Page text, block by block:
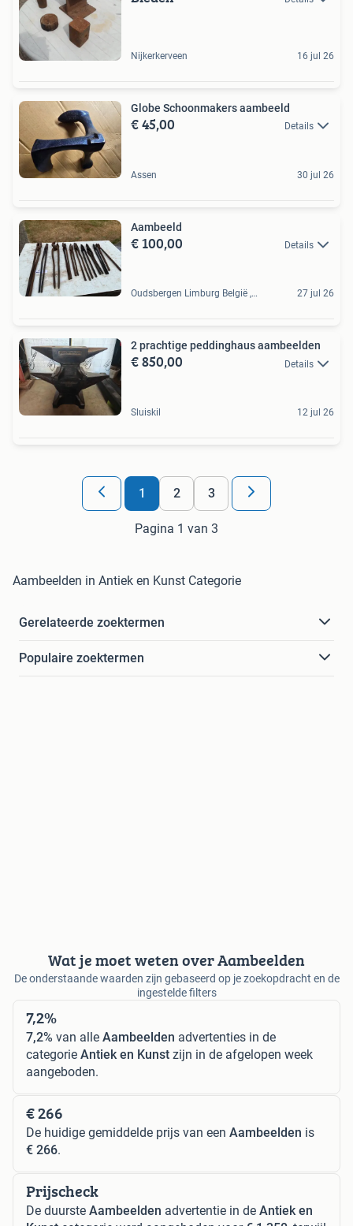
Nijkerkerveen 16 jul 26
Globe Schoonmakers aambeeld
€ 45,00 Details
Assen 30 jul 26
Aambeeld
€ 100,00 Details
Oudsbergen Limburg België , BE 27 jul 26
2 prachtige peddinghaus aambeelden
€ 850,00 Details
Sluiskil 12 jul 26
1 2 3
Pagina 1 van 3
Aambeelden in Antiek en Kunst Categorie
Gerelateerde zoektermen
Populaire zoektermen
Wat je moet weten over Aambeelden
De onderstaande waarden zijn gebaseerd op je zoekopdracht en de
ingestelde filters
7,2%
7,2% van alle Aambeelden advertenties in de
categorie Antiek en Kunst zijn in de afgelopen week
aangeboden.
€ 266
De huidige gemiddelde prijs van een Aambeelden is
€ 266.
Prijscheck
De duurste Aambeelden advertentie in de Antiek en